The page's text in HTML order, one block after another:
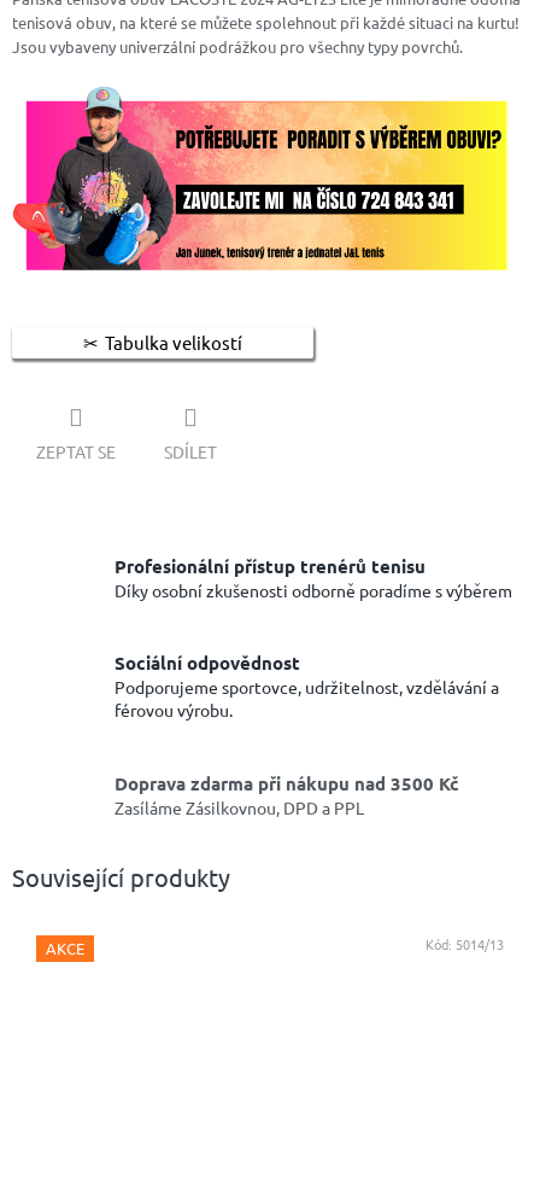
tenisová obuv, na které se můžete spolehnout při každé situaci na kurtu!
Jsou vybaveny univerzální podrážkou pro všechny typy povrchů.
Tabulka velikostí
ZEPTAT SE SDÍLET
Profesionální přístup trenérů tenisu
Díky osobní zkušenosti odborně poradíme s výběrem
Sociální odpovědnost
Podporujeme sportovce, udržitelnost, vzdělávání a
férovou výrobu.
Doprava zdarma při nákupu nad 3500 Kč
Zasíláme Zásilkovnou, DPD a PPL
Související produkty
AKCE Kód: 5014/13